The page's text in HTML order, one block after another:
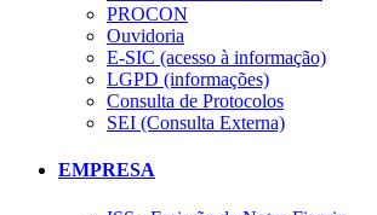
PROCON
Ouvidoria
E-SIC (acesso à informação)
LGPD (informações)
Consulta de Protocolos
SEI (Consulta Externa)
EMPRESA